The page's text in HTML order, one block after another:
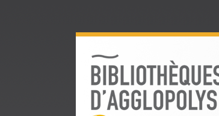
menu
contenu
la